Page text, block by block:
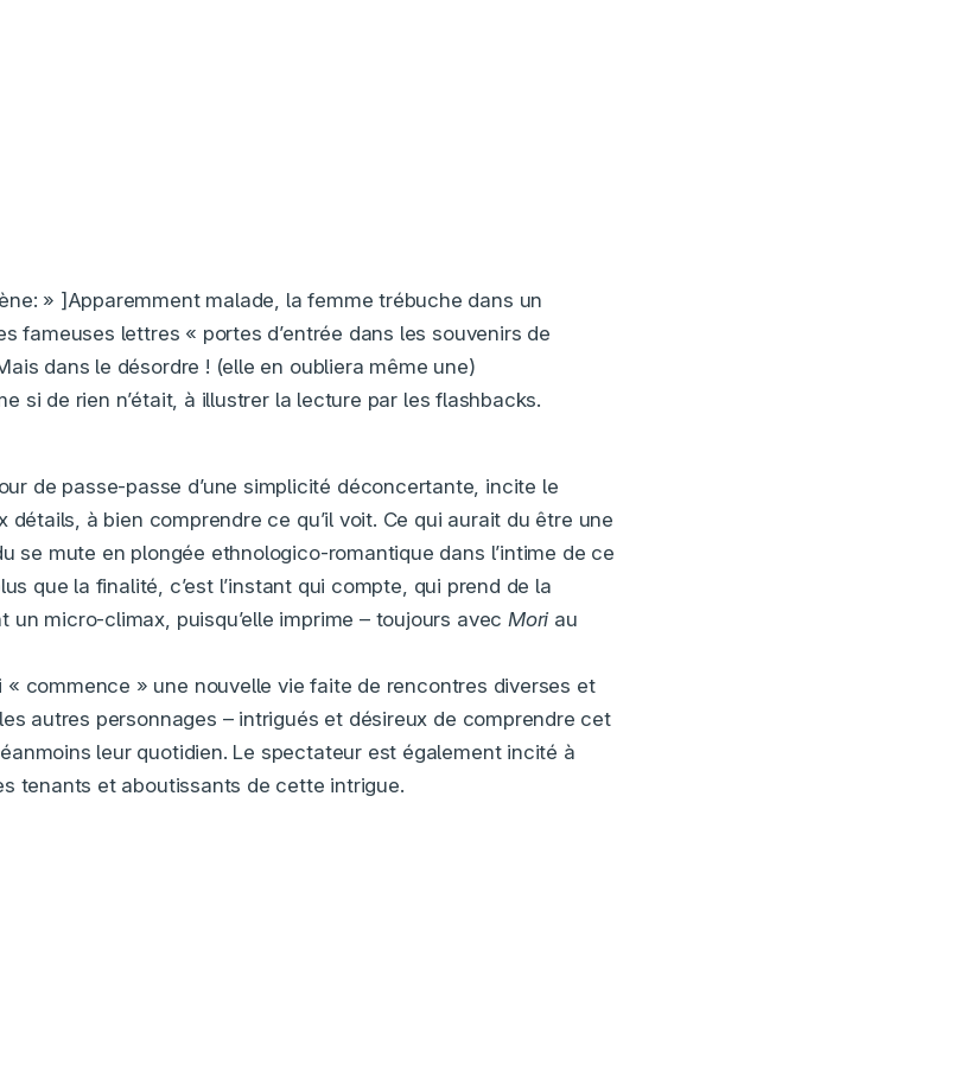
» ]Apparemment malade, la femme trébuche dans un
fameuses lettres « portes d’entrée dans les souvenirs de
dans le désordre ! (elle en oubliera même une)
si de rien n’était, à illustrer la lecture par les flashbacks.
de passe-passe d’une simplicité déconcertante, incite le
à bien comprendre ce qu’il voit. Ce qui aurait du être une
se mute en plongée ethnologico-romantique dans l’intime de ce
que la finalité, c’est l’instant qui compte, qui prend de la
un micro-climax, puisqu’elle imprime – toujours avec Moriau
commence » une nouvelle vie faite de rencontres diverses et
autres personnages – intrigués et désireux de comprendre cet
leur quotidien. Le spectateur est également incité à
tenants et aboutissants de cette intrigue.